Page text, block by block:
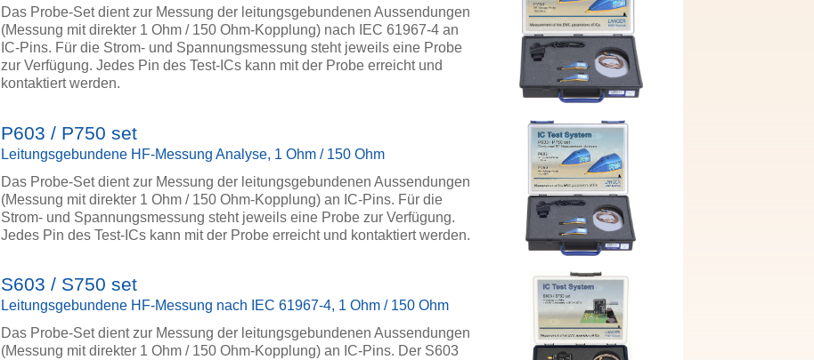
Das Probe-Set dient zur Messung der leitungsgebundenen Aussendungen
(Messung mit direkter 1 Ohm / 150 Ohm-Kopplung) nach IEC 61967-4 an
IC-Pins. Für die Strom- und Spannungsmessung steht jeweils eine Probe
zur Verfügung. Jedes Pin des Test-ICs kann mit der Probe erreicht und
kontaktiert werden.
P603 / P750 set
Leitungsgebundene HF-Messung Analyse, 1 Ohm / 150 Ohm
Das Probe-Set dient zur Messung der leitungsgebundenen Aussendungen
(Messung mit direkter 1 Ohm / 150 Ohm-Kopplung) an IC-Pins. Für die
Strom- und Spannungsmessung steht jeweils eine Probe zur Verfügung.
Jedes Pin des Test-ICs kann mit der Probe erreicht und kontaktiert werden.
S603 / S750 set
Leitungsgebundene HF-Messung nach IEC 61967-4, 1 Ohm / 150 Ohm
Das Probe-Set dient zur Messung der leitungsgebundenen Aussendungen
(Messung mit direkter 1 Ohm / 150 Ohm-Kopplung) an IC-Pins. Der S603